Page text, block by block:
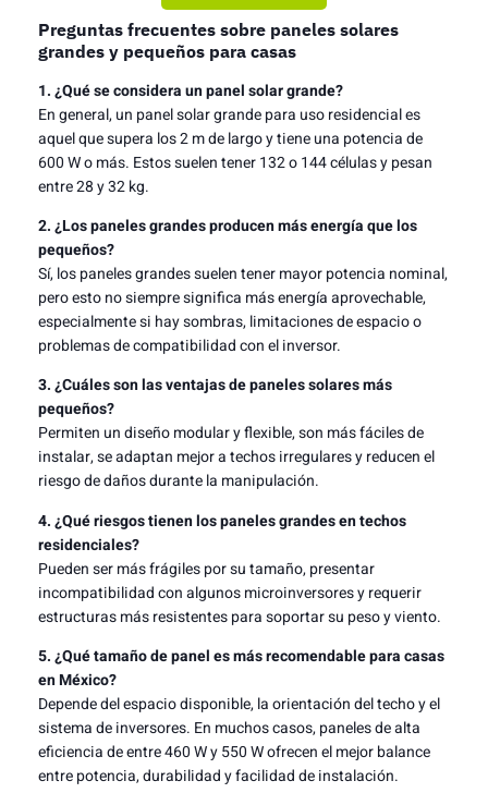
Preguntas frecuentes sobre paneles solares
grandes y pequeños para casas
1. ¿Qué se considera un panel solar grande?
En general, un panel solar grande para uso residencial es
aquel que supera los 2 m de largo y tiene una potencia de
600 W o más. Estos suelen tener 132 o 144 células y pesan
entre 28 y 32 kg.
2. ¿Los paneles grandes producen más energía que los
pequeños?
Sí, los paneles grandes suelen tener mayor potencia nominal,
pero esto no siempre significa más energía aprovechable,
especialmente si hay sombras, limitaciones de espacio o
problemas de compatibilidad con el inversor.
3. ¿Cuáles son las ventajas de paneles solares más
pequeños?
Permiten un diseño modular y flexible, son más fáciles de
instalar, se adaptan mejor a techos irregulares y reducen el
riesgo de daños durante la manipulación.
4. ¿Qué riesgos tienen los paneles grandes en techos
residenciales?
Pueden ser más frágiles por su tamaño, presentar
incompatibilidad con algunos microinversores y requerir
estructuras más resistentes para soportar su peso y viento.
5. ¿Qué tamaño de panel es más recomendable para casas
en México?
Depende del espacio disponible, la orientación del techo y el
sistema de inversores. En muchos casos, paneles de alta
eficiencia de entre 460 W y 550 W ofrecen el mejor balance
entre potencia, durabilidad y facilidad de instalación.